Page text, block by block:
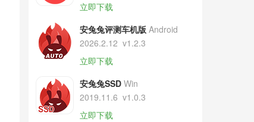
立即下载
安兔兔评测车机版 Android
2026.2.12 v1.2.3
立即下载
安兔兔SSD Win
2019.11.6 v1.0.3
立即下载